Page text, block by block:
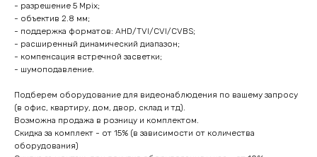
- разрешение 5 Mpix;
- объектив 2.8 мм;
- поддержка форматов: AHD/TVI/CVI/CVBS;
- расширенный динамический диапазон;
- компенсация встречной засветки;
- шумоподавление.
Подберем оборудование для видеонаблюдения по вашему запросу
(в офис, квартиру, дом, двор, склад и тд).
Возможна продажа в розницу и комплектом.
Скидка за комплект - от 15% (в зависимости от количества
оборудования)